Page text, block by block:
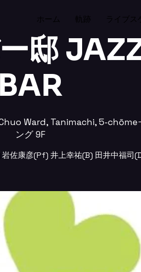
ホーム 軌跡 ライブ
邸
BAR
Ward, Tanimachi, 5-
ング 9F
佐康彦(Pf) 井上幸祐(B) 田井中福司